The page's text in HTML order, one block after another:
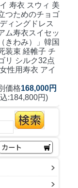
寿衣 スウィ 美
つためのチョゴ
ィングドレス
ム寿衣スイセッ
きわみ）」韓国
装束 経帷子 チ
リ シルク32点
性用寿衣 アイ
価格168,000円
:184,800円)
カート